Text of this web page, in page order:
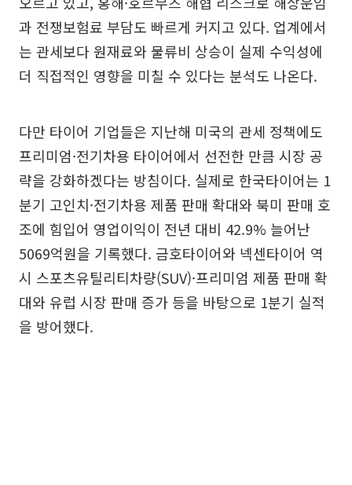
과 전쟁보험료 부담도 빠르게 커지고 있다. 업계에서
는 관세보다 원재료와 물류비 상승이 실제 수익성에
더 직접적인 영향을 미칠 수 있다는 분석도 나온다.
다만 타이어 기업들은 지난해 미국의 관세 정책에도
프리미엄·전기차용 타이어에서 선전한 만큼 시장 공
략을 강화하겠다는 방침이다. 실제로 한국타이어는 1
분기 고인치·전기차용 제품 판매 확대와 북미 판매 호
조에 힘입어 영업이익이 전년 대비 42.9% 늘어난
5069억원을 기록했다. 금호타이어와 넥센타이어 역
시 스포츠유틸리티차량(SUV)·프리미엄 제품 판매 확
대와 유럽 시장 판매 증가 등을 바탕으로 1분기 실적
을 방어했다.